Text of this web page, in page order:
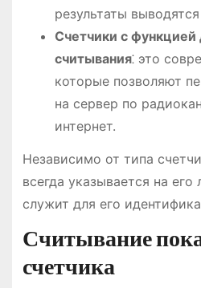
результаты
Счетчики с функцией
считывания⁚ это
которые позволяют
на сервер по
интернет.
Независимо от типа
всегда указывается на
служит для его
Считывание
счетчика